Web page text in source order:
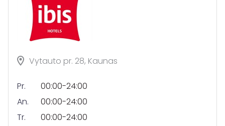
Vytauto pr. 28, Kaunas
Pr.
00:00-24:00
An.
00:00-24:00
Tr.
00:00-24:00